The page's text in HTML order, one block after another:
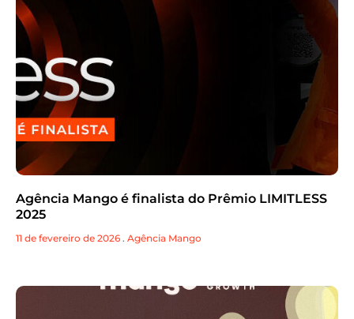
Agência Mango é finalista do Prêmio LIMITLESS
2025
11 de fevereiro de 2026 . Agência Mango